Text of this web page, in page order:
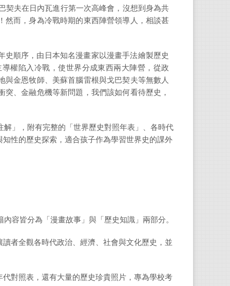
契夫在日內瓦進行第一次高峰會，沒想到身為共
然而，身為冷戰時期的東西陣營領導人，相談甚
順序，由日本知名漫畫家以漫畫手法繪製歷史
權陷入冷戰，使世界分成東西兩大陣營，從政
金恩牧師、美蘇首腦雷根與戈巴契夫等無數人
、金融危機等新問題，我們該如何看待歷史，
」，附有完整的「世界歷史對照年表」、各時代
性的歷史探索，適合孩子作為學習世界史的課外
容皆分為「漫畫故事」與「歷史知識」兩部分。
者全觀各時代政治、經濟、社會與文化歷史，並
對照表，還有大量的歷史珍貴照片，專為學校考